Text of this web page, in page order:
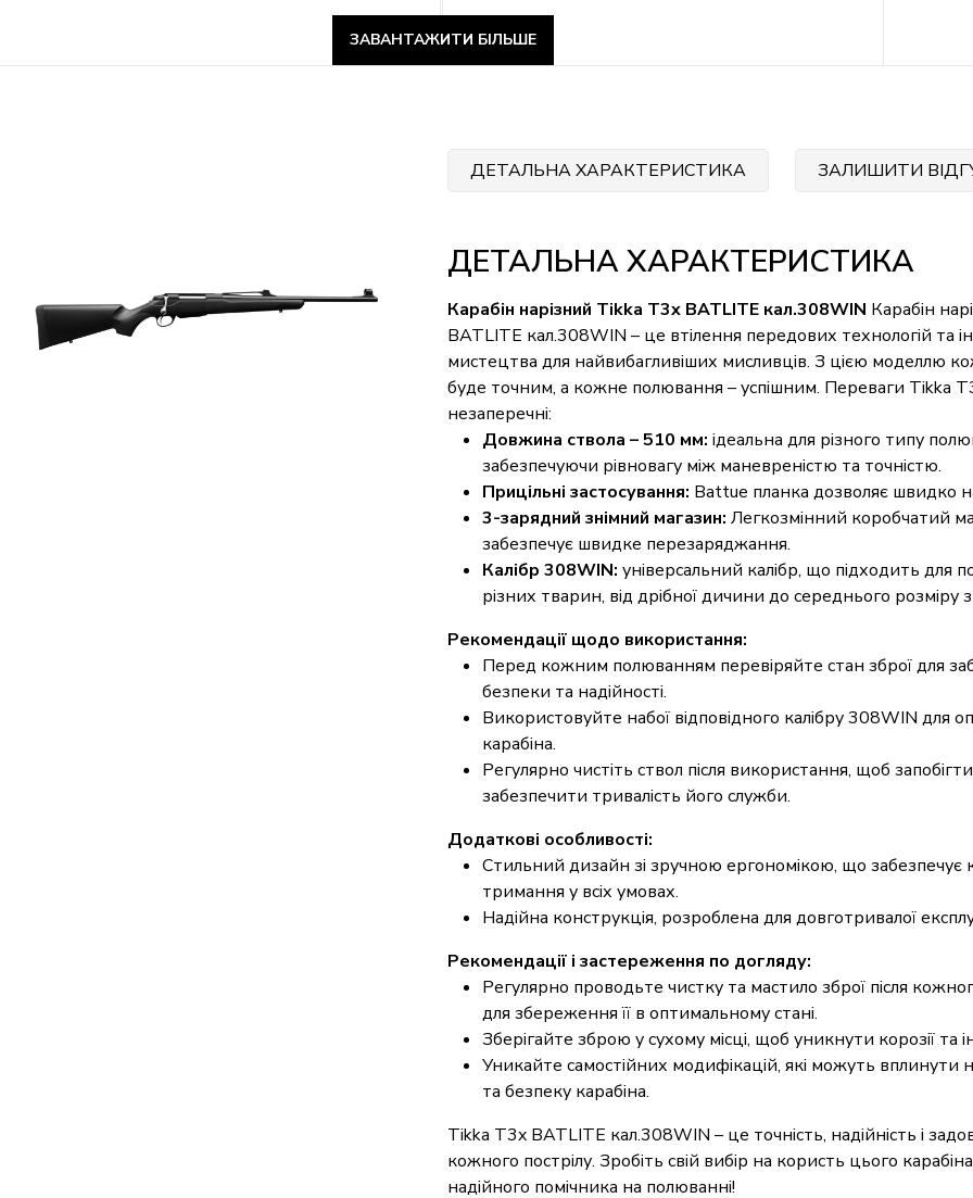
ЗАВАНТАЖИТИ БІЛЬШЕ
ДЕТАЛЬНА ХАРАКТЕРИСТИКА ЗАЛИШИТИ
ДЕТАЛЬНА ХАРАКТЕРИСТИКА
Карабін нарізний Tikka T3x BATLITE кал.308WIN Карабін
BATLITE кал.308WIN – це втілення передових технологій та
мистецтва для найвибагливіших мисливців. З цією моделлю
буде точним, а кожне полювання – успішним. Переваги Tikka
незаперечні:
Довжина ствола – 510 мм: ідеальна для різного типу
забезпечуючи рівновагу між маневреністю та точністю.
Прицільні застосування: Battue планка дозволяє швидко
3-зарядний знімний магазин: Легкозмінний коробчатий
забезпечує швидке перезаряджання.
Калібр 308WIN: універсальний калібр, що підходить для
різних тварин, від дрібної дичини до середнього розміру
Рекомендації щодо використання:
Перед кожним полюванням перевіряйте стан зброї для
безпеки та надійності.
Використовуйте набої відповідного калібру 308WIN для
карабіна.
Регулярно чистіть ствол після використання, щоб запобігти
забезпечити тривалість його служби.
Додаткові особливості:
Стильний дизайн зі зручною ергономікою, що
тримання у всіх умовах.
Надійна конструкція, розроблена для довготривалої
Рекомендації і застереження по догляду:
Регулярно проводьте чистку та мастило зброї після
для збереження її в оптимальному стані.
Зберігайте зброю у сухому місці, щоб уникнути корозії
Уникайте самостійних модифікацій, які можуть вплинути
та безпеку карабіна.
Tikka T3x BATLITE кал.308WIN – це точність, надійність і
кожного пострілу. Зробіть свій вибір на користь цього
надійного помічника на полюванні!